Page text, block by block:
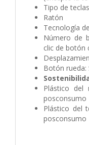
Tipo de
Ratón
Tecnología
Número de
clic de botón
Botón rueda:
Plástico del
posconsumo
Plástico del
posconsumo